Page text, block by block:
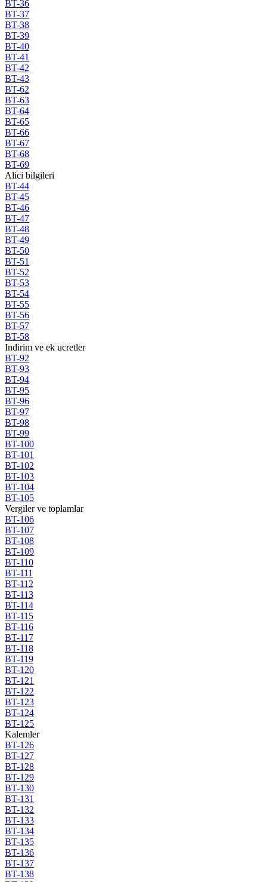
BT-36
BT-37
BT-38
BT-39
BT-40
BT-41
BT-42
BT-43
BT-62
BT-63
BT-64
BT-65
BT-66
BT-67
BT-68
BT-69
Alici bilgileri
BT-44
BT-45
BT-46
BT-47
BT-48
BT-49
BT-50
BT-51
BT-52
BT-53
BT-54
BT-55
BT-56
BT-57
BT-58
Indirim ve ek ucretler
BT-92
BT-93
BT-94
BT-95
BT-96
BT-97
BT-98
BT-99
BT-100
BT-101
BT-102
BT-103
BT-104
BT-105
Vergiler ve toplamlar
BT-106
BT-107
BT-108
BT-109
BT-110
BT-111
BT-112
BT-113
BT-114
BT-115
BT-116
BT-117
BT-118
BT-119
BT-120
BT-121
BT-122
BT-123
BT-124
BT-125
Kalemler
BT-126
BT-127
BT-128
BT-129
BT-130
BT-131
BT-132
BT-133
BT-134
BT-135
BT-136
BT-137
BT-138